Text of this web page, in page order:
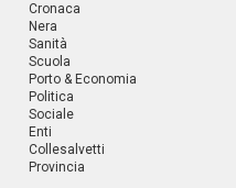
Cronaca
Nera
Sanità
Scuola
Porto & Economia
Politica
Sociale
Enti
Collesalvetti
Provincia